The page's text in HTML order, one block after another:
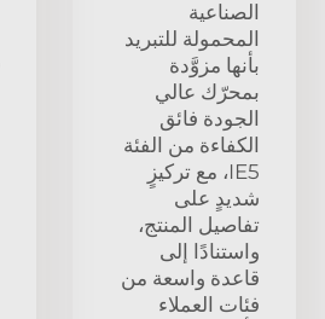
الصناعية
المحمولة للتبريد
بأنها مزوَّدة
بمحرّك عالي
الجودة فائق
الكفاءة من الفئة
IE5، مع تركيزٍ
شديدٍ على
تفاصيل المنتج،
واستنادًا إلى
قاعدة واسعة من
فئات العملاء